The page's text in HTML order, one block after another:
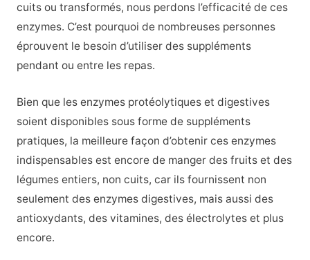
cuits ou transformés, nous perdons l’efficacité de ces
enzymes. C’est pourquoi de nombreuses personnes
éprouvent le besoin d’utiliser des suppléments
pendant ou entre les repas.
Bien que les enzymes protéolytiques et digestives
soient disponibles sous forme de suppléments
pratiques, la meilleure façon d’obtenir ces enzymes
indispensables est encore de manger des fruits et des
légumes entiers, non cuits, car ils fournissent non
seulement des enzymes digestives, mais aussi des
antioxydants, des vitamines, des électrolytes et plus
encore.